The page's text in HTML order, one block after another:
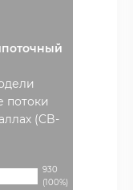
потоки
(CB-
930
(100%)